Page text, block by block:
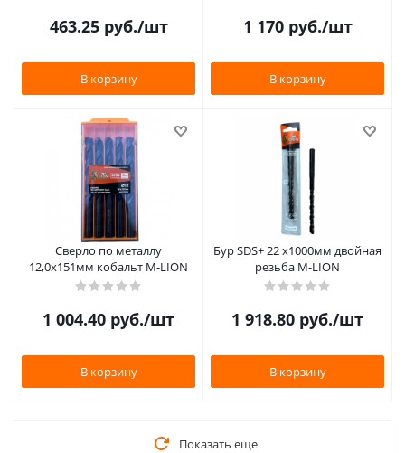
463.25руб./шт
В корзину
1 170руб./шт
В корзину
Сверло по металлу
12,0х151мм кобальт M-LION
1 004.40 руб./шт
В корзину
Бур SDS+ 22 х1000мм двойная
резьба M-LION
1 918.80 руб./шт
В корзину
Показать еще